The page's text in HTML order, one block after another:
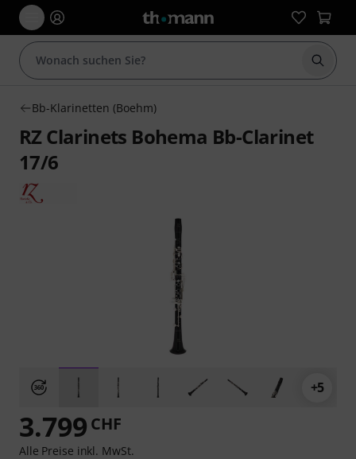
Suche
Bb-Klarinetten (Boehm)
RZ Clarinets Bohema Bb-Clarinet
17/6
+5
3.799 CHF
Alle Preise inkl. MwSt.